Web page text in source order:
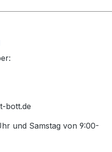
die
bott.de
und Samstag von 9:00-